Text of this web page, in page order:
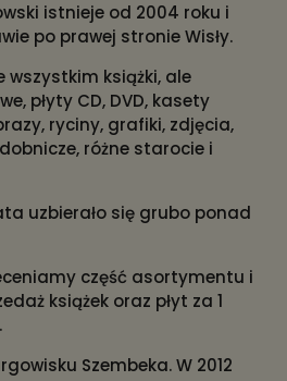
istnieje od 2004 roku i
po prawej stronie Wisły.
wszystkim książki, ale
płyty CD, DVD, kasety
ryciny, grafiki, zdjęcia,
różne starocie i
uzbierało się grubo ponad
część asortymentu i
książek oraz płyt za 1
Szembeka. W 2012